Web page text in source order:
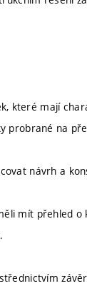
které mají
probrané na
návrh a
mít přehled